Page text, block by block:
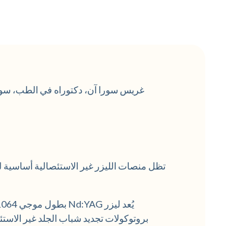
غريس سورا آن، دكتوراه في الطب،
تظل منصات الليزر غير الاستئصالية
بروتوكولات تجديد شباب الجلد غير